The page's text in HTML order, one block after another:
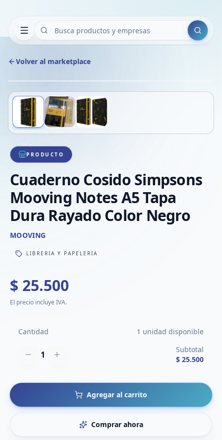
Buscar
Volver al marketplace
1/3
PRODUCTO
Cuaderno Cosido Simpsons
Mooving Notes A5 Tapa
Dura Rayado Color Negro
MOOVING
LIBRERIA Y PAPELERIA
$ 25.500
El precio incluye IVA.
Cantidad 1 unidad disponible
1
Subtotal
$ 25.500
Agregar al carrito
Comprar ahora